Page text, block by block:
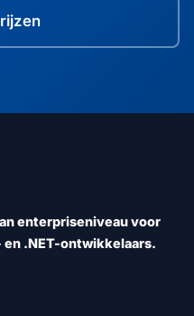
enterpriseniveau voor
en .NET-ontwikkelaars.